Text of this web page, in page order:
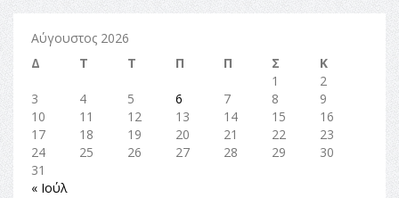
Αύγουστος 2026
Δ
Τ Τ Π Π Σ
Κ
1
2
3
4 5 6 7 8
9
10
11 12 13 14 15
16
17
18 19 20 21 22
23
24
25 26 27 28 29
30
31
« Ιούλ